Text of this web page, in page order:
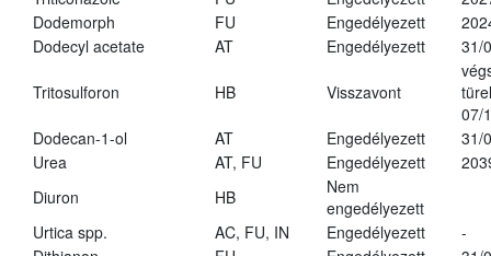
Dodemorph
FU Engedélyezett
Dodecyl acetate
AT Engedélyezett 31/
Tritosulforon HB Visszavont
07/
Dodecan-1-ol
AT Engedélyezett
31/
Urea
AT, FU Engedélyezett
Diuron
HB
Nem
engedélyezett
Urtica spp.
AC, FU, IN Engedélyezett
-